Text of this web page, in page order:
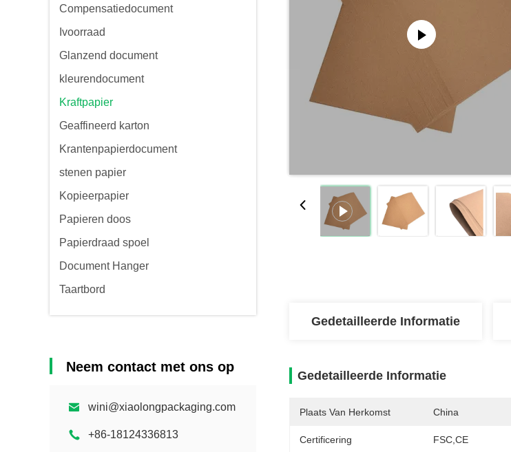
Compensatiedocument
Ivoorraad
Glanzend document
kleurendocument
Kraftpapier
Geaffineerd karton
Krantenpapierdocument
stenen papier
Kopieerpapier
Papieren doos
Papierdraad spoel
Document Hanger
Taartbord
Neem contact met ons op
wini@xiaolongpackaging.com
+86-18124336813
Gedetailleerde Informatie
Gedetailleerde Informatie
Plaats Van Herkomst China
Certificering FSC,CE